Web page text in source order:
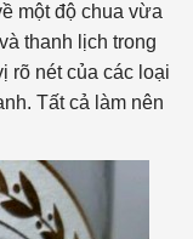
một độ chua vừa
thanh lịch trong
rõ nét của các loại
Tất cả làm nên